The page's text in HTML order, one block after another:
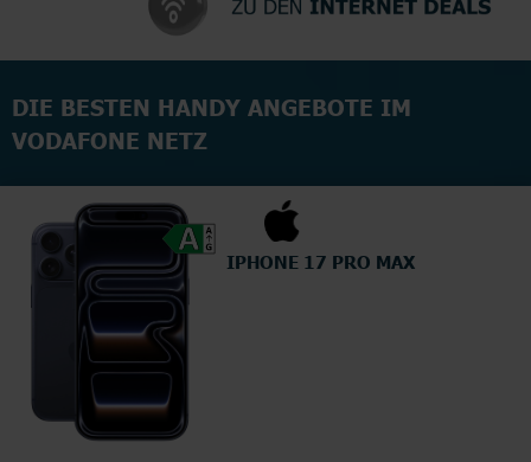
DIE BESTEN HANDY ANGEBOTE IM
VODAFONE NETZ
IPHONE 17 PRO MAX